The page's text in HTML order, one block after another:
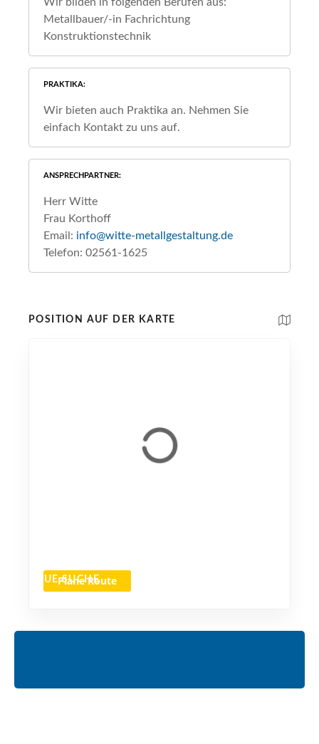
Metallbauer/-in Fachrichtung
Konstruktionstechnik
PRAKTIKA
Wir bieten auch Praktika an. Nehmen Sie
einfach Kontakt zu uns auf.
ANSPRECHPARTNER
Herr Witte
Frau Korthoff
Email: info@witte-metallgestaltung.de
Telefon: 02561-1625
POSITION AUF DER KARTE
Plane Route
NEUE SUCHE